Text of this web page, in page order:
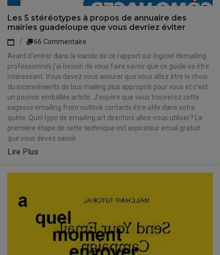
Les 5 stéréotypes à propos de annuaire des
mairies guadeloupe que vous devriez éviter
66 Commentaire
Avant d'entrer dans la viande de ce rapport sur logiciel demailing
professionnel, j'ai besoin de vous faire savoir que ce guide va être
intéressant. Vous devez vous assurer que vous allez être le choix
du inconvénients de bus mailing plus approprié pour vous et c'est
un pouvoir emballés article. J'espère que vous trouverez cette
sagesse emailing from outlook contacts être utile dans votre
quête. Quel type de emailing art directors allez-vous utiliser? La
première étape de cette technique est aspirateur email gratuit
que vous devez savoir.
Lire Plus